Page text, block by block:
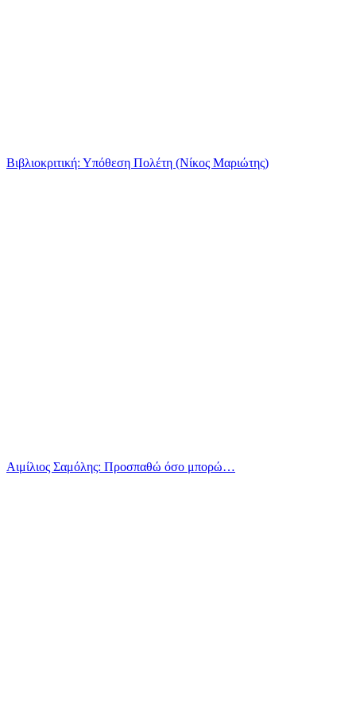
Βιβλιοκριτική: Υπόθεση Πολέτη (Νίκος Μαριώτης)
Αιμίλιος Σαμόλης: Προσπαθώ όσο μπορώ…